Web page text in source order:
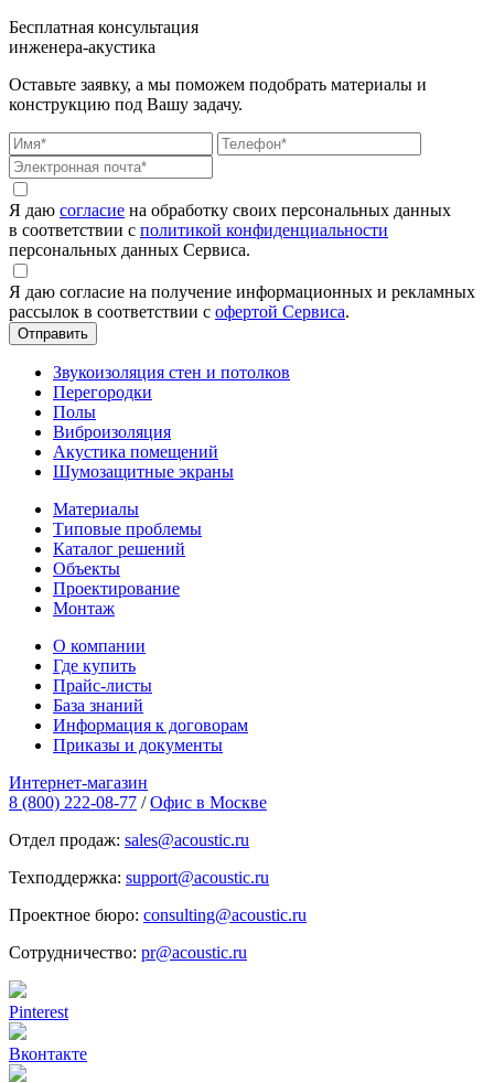
Бесплатная консультация
инженера-акустика
Оставьте заявку, а мы поможем подобрать материалы и
конструкцию под Вашу задачу.
Я даю согласие на обработку своих персональных данных
в соответствии с политикой конфиденциальности
персональных данных Сервиса.
Я даю согласие на получение информационных и рекламных
рассылок в соответствии с офертой Сервиса.
Звукоизоляция стен и потолков
Перегородки
Полы
Виброизоляция
Акустика помещений
Шумозащитные экраны
Материалы
Типовые проблемы
Каталог решений
Объекты
Проектирование
Монтаж
О компании
Где купить
Прайс-листы
База знаний
Информация к договорам
Приказы и документы
Интернет-магазин
8 (800) 222-08-77 / Офис в Москве
Отдел продаж: sales@acoustic.ru
Техподдержка: support@acoustic.ru
Проектное бюро: consulting@acoustic.ru
Сотрудничество: pr@acoustic.ru
Pinterest
Вконтакте